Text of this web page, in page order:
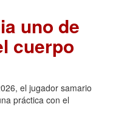
uno de
cuerpo
el jugador samario
práctica con el